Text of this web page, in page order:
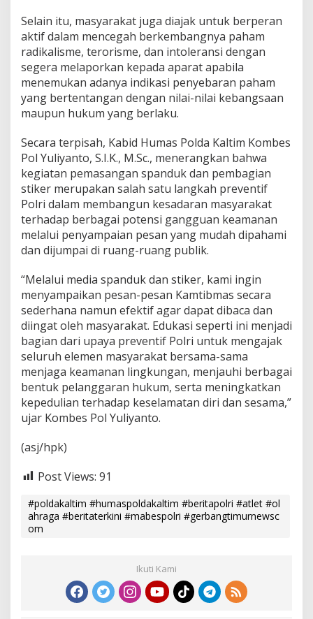
Selain itu, masyarakat juga diajak untuk berperan
aktif dalam mencegah berkembangnya paham
radikalisme, terorisme, dan intoleransi dengan
segera melaporkan kepada aparat apabila
menemukan adanya indikasi penyebaran paham
yang bertentangan dengan nilai-nilai kebangsaan
maupun hukum yang berlaku.
Secara terpisah, Kabid Humas Polda Kaltim Kombes
Pol Yuliyanto, S.I.K., M.Sc., menerangkan bahwa
kegiatan pemasangan spanduk dan pembagian
stiker merupakan salah satu langkah preventif
Polri dalam membangun kesadaran masyarakat
terhadap berbagai potensi gangguan keamanan
melalui penyampaian pesan yang mudah dipahami
dan dijumpai di ruang-ruang publik.
“Melalui media spanduk dan stiker, kami ingin
menyampaikan pesan-pesan Kamtibmas secara
sederhana namun efektif agar dapat dibaca dan
diingat oleh masyarakat. Edukasi seperti ini menjadi
bagian dari upaya preventif Polri untuk mengajak
seluruh elemen masyarakat bersama-sama
menjaga keamanan lingkungan, menjauhi berbagai
bentuk pelanggaran hukum, serta meningkatkan
kepedulian terhadap keselamatan diri dan sesama,”
ujar Kombes Pol Yuliyanto.
(asj/hpk)
Post Views: 91
#poldakaltim #humaspoldakaltim #beritapolri #atlet #ol
ahraga #beritaterkini #mabespolri #gerbangtimurnewsc
om
Ikuti Kami